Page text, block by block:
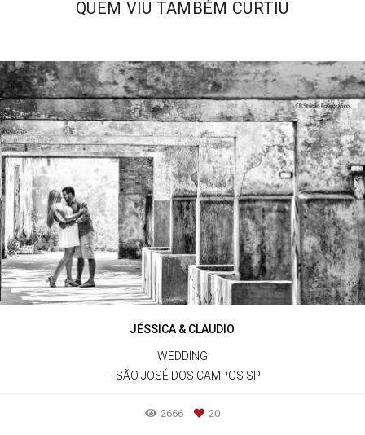
QUEM VIU TAMBÉM CURTIU
JÉSSICA & CLAUDIO
WEDDING
SÃO JOSÉ DOS CAMPOS SP
2666 20